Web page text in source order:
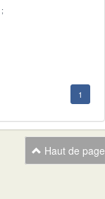
1
Haut de page